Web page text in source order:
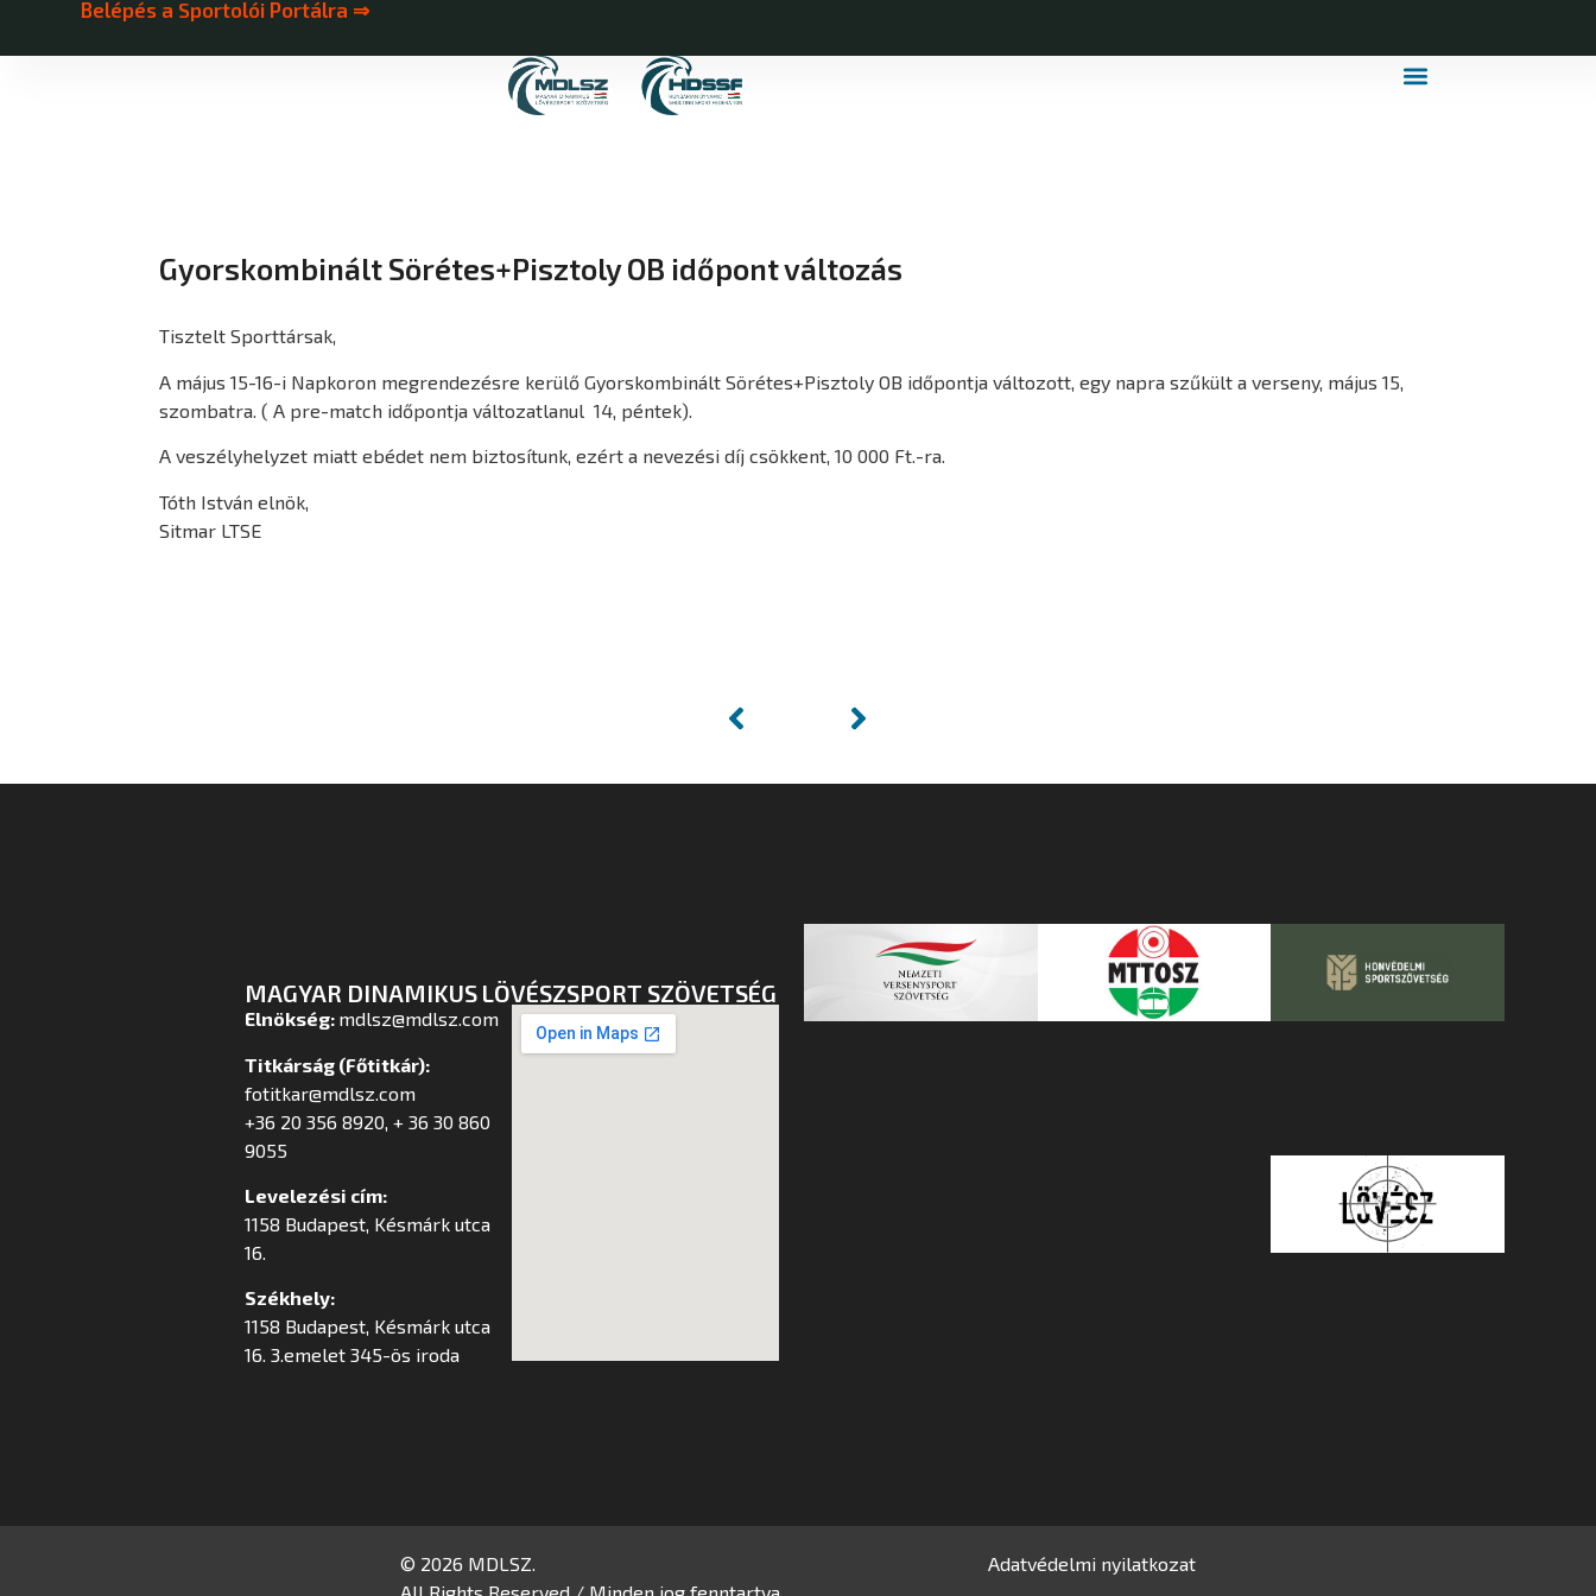
Belépés a Sportolói Portálra ⇒
Gyorskombinált Sörétes+Pisztoly OB időpont változás
Tisztelt Sporttársak,
A május 15-16-i Napkoron megrendezésre kerülő Gyorskombinált Sörétes+Pisztoly OB időpontja változott, egy napra szűkült a verseny, május 15,
szombatra. ( A pre-match időpontja változatlanul 14, péntek).
A veszélyhelyzet miatt ebédet nem biztosítunk, ezért a nevezési díj csökkent, 10 000 Ft.-ra.
Tóth István elnök,
Sitmar LTSE
MAGYAR DINAMIKUS LÖVÉSZSPORT SZÖVETSÉG
Elnökség: mdlsz@mdlsz.com
Titkárság (Főtitkár):
fotitkar@mdlsz.com
+36 20 356 8920, + 36 30 860
9055
Levelezési cím:
1158 Budapest, Késmárk utca
16.
Székhely:
1158 Budapest, Késmárk utca
16. 3.emelet 345-ös iroda
© 2026 MDLSZ.
Adatvédelmi nyilatkozat